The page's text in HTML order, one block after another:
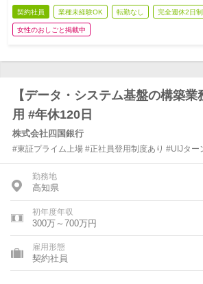
契約社員 業種未経験OK 転勤なし 完全週休2日制
女性のおしごと掲載中
【データ・システム基盤の構築
用 #年休120日
株式会社四国銀行
#東証プライム上場 #正社員登用制度あり #UIJター
勤務地
高知県
初年度年収
300万～700万円
雇用形態
契約社員